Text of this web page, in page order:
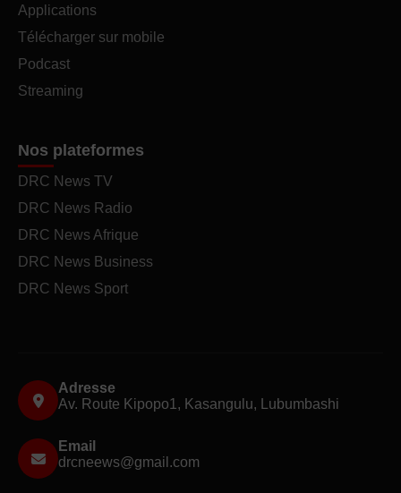
Applications
Télécharger sur mobile
Podcast
Streaming
Nos plateformes
DRC News TV
DRC News Radio
DRC News Afrique
DRC News Business
DRC News Sport
Adresse
Av. Route Kipopo1, Kasangulu, Lubumbashi
Email
drcneews@gmail.com